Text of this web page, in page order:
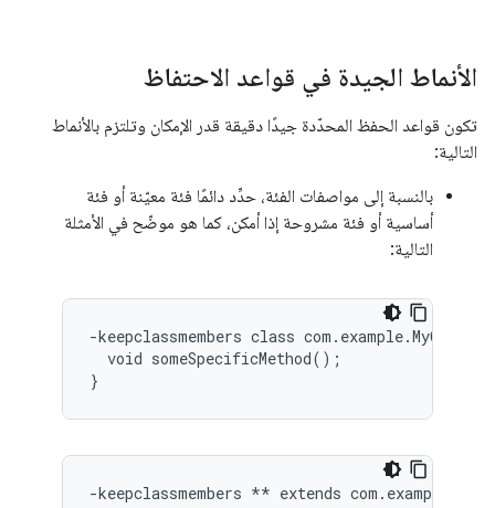
الأنماط الجيدة في قواعد الاحتفاظ
تكون قواعد الحفظ المحدّدة جيدًا دقيقة قدر الإمكان وتلتزم بالأنماط
التالية:
بالنسبة إلى مواصفات الفئة، حدِّد دائمًا فئة معيّنة أو فئة
أساسية أو فئة مشروحة إذا أمكن، كما هو موضّح في الأمثلة
التالية:
-keepclassmembers class com.example.MyClass {
  void someSpecificMethod();
-keepclassmembers ** extends